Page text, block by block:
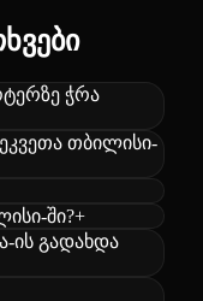
ჭრა
თბილისი-
ში?+
ის გადახდა